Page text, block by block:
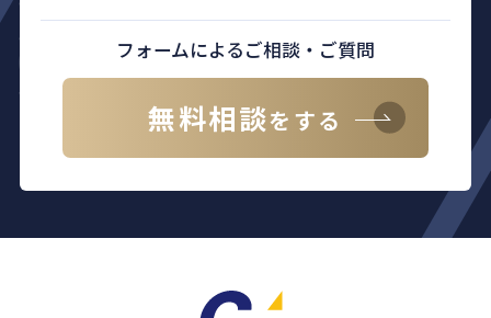
フォームによるご相談・ご質問
無料相談をする